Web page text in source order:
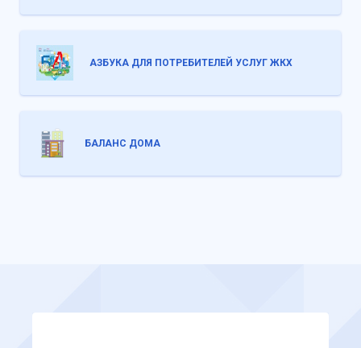
АЗБУКА ДЛЯ ПОТРЕБИТЕЛЕЙ УСЛУГ ЖКХ
БАЛАНС ДОМА